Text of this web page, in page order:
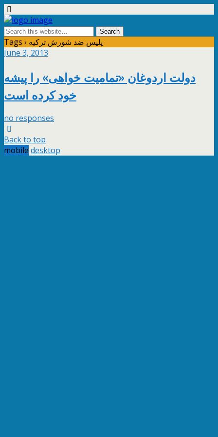
Tags › پليس ضد شورش ترکيه
June 3, 2013
دولت اردوغان «تمامیت خواهی» را پیشه
خود کرده است
no responses
Back to top
mobile desktop